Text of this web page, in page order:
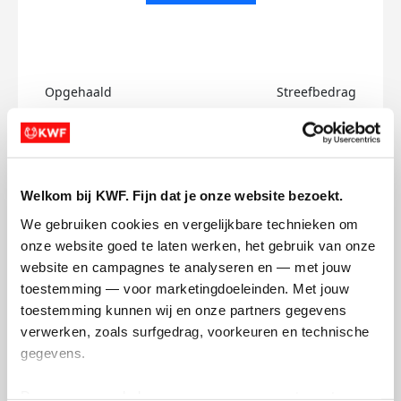
Welkom bij KWF. Fijn dat je onze website bezoekt.
We gebruiken cookies en vergelijkbare technieken om
onze website goed te laten werken, het gebruik van onze
website en campagnes te analyseren en — met jouw
toestemming — voor marketingdoeleinden. Met jouw
toestemming kunnen wij en onze partners gegevens
verwerken, zoals surfgedrag, voorkeuren en technische
gegevens.
Opgehaald Streefbedrag
Nora's badges